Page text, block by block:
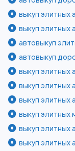
выкуп элитных
выкуп элитных
автовыкуп
автовыкуп
выкуп элитных
выкуп элитных
выкуп элитных
выкуп элитных
выкуп элитных
выкуп элитных